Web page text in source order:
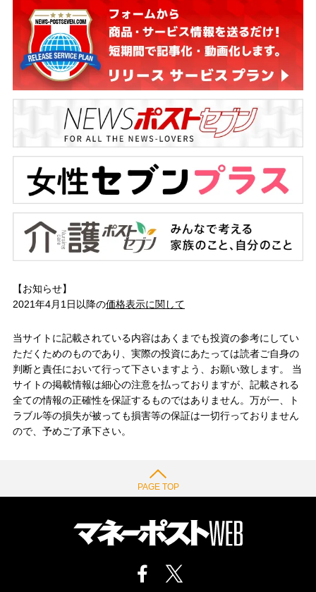
【お知らせ】
2021年4月1日以降の価格表示に関して
当サイトに記載されている内容はあくまでも投資の参考にしてい
ただくためのものであり、実際の投資にあたっては読者ご自身の
判断と責任において行って下さいますよう、お願い致します。 当
サイトの掲載情報は細心の注意を払っておりますが、記載される
全ての情報の正確性を保証するものではありません。万が一、ト
ラブル等の損失が被っても損害等の保証は一切行っておりません
ので、予めご了承下さい。
PAGE TOP